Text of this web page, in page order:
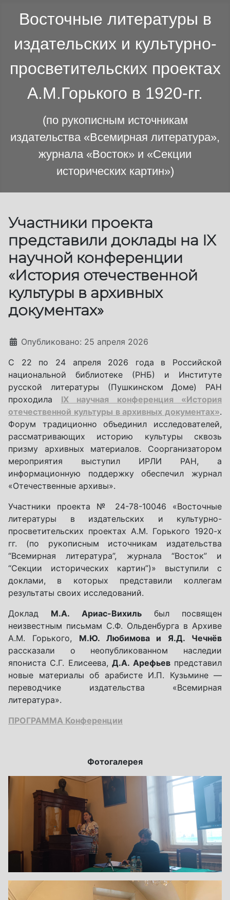
Восточные литературы в
издательских и культурно-
просветительских проектах
А.М.Горького в 1920-гг.
(по рукописным источникам
издательства «Всемирная литература»,
журнала «Восток» и «Секции
исторических картин»)
Участники проекта
представили доклады на IX
научной конференции
«История отечественной
культуры в архивных
документах»
Информация о материале
Опубликовано: 25 апреля 2026
С 22 по 24 апреля 2026 года в Российской
национальной библиотеке (РНБ) и Институте
русской литературы (Пушкинском Доме) РАН
проходила IX научная конференция «История
отечественной культуры в архивных документах».
Форум традиционно объединил исследователей,
рассматривающих историю культуры сквозь
призму архивных материалов. Соорганизатором
мероприятия выступил ИРЛИ РАН, а
информационную поддержку обеспечил журнал
«Отечественные архивы».
Участники проекта № 24-78-10046 «Восточные
литературы в издательских и культурно-
просветительских проектах А.М. Горького 1920-х
гг. (по рукописным источникам издательства
“Всемирная литература”, журнала “Восток” и
“Секции исторических картин”)» выступили с
доклами, в которых представили коллегам
результаты своих исследований.
Доклад М.А. Ариас-Вихильбыл посвящен
неизвестным письмам С.Ф. Ольденбурга в Архиве
А.М. Горького, М.Ю. Любимова и Я.Д. Чечнёв
рассказали о неопубликованном наследии
япониста С.Г. Елисеева,Д.А. Арефьевпредставил
новые материалы об арабисте И.П. Кузьмине —
переводчике издательства «Всемирная
литература».
ПРОГРАММА Конференции
Фотогалерея